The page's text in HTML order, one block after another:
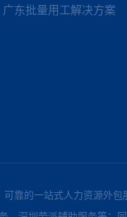
广东批量用工解决方案
靠的一站式人力资源外